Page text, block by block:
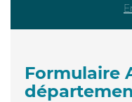
Formulaire